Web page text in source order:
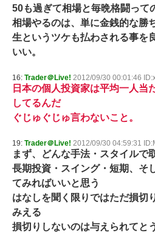
50も過ぎて相場と毎晩格闘って
相場やるのは、単に金銭的な勝
生というツケも払わされる事を
いい。
16: Trader＠Live! 2012/09/30 00:01:46
日本の個人投資家は平均一人当
してるんだ
ぐじゅぐじゅ言わないこと。
19: Trader＠Live! 2012/09/30 04:59:31
まず、どんな手法・スタイルで
長期投資・スイング・短期、そ
てみればいいと思う
はなしを聞く限りではただ損切
みえる
損切りしないのは与えられてと